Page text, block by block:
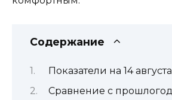
Содержание
Показатели на 14 августа
Сравнение с